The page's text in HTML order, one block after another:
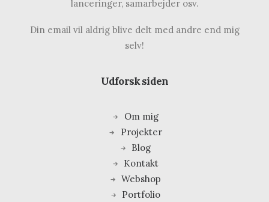
lanceringer, samarbejder osv.
Din email vil aldrig blive delt med andre end mig
selv!
Udforsk siden
Om mig
Projekter
Blog
Kontakt
Webshop
Portfolio